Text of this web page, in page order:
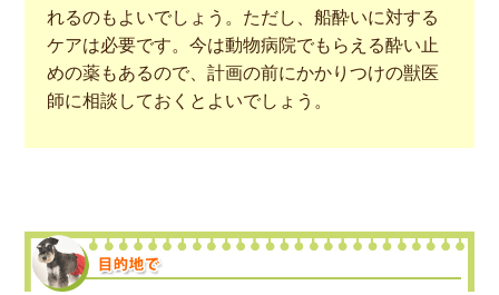
れるのもよいでしょう。ただし、船酔いに対する
ケアは必要です。今は動物病院でもらえる酔い止
めの薬もあるので、計画の前にかかりつけの獣医
師に相談しておくとよいでしょう。